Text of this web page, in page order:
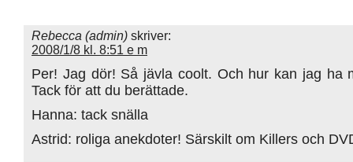
Rebecca (admin) skriver:
2008/1/8 kl. 8:51 e m
Per! Jag dör! Så jävla coolt. Och hur kan jag ha
Tack för att du berättade.
Hanna: tack snälla
Astrid: roliga anekdoter! Särskilt om Killers och